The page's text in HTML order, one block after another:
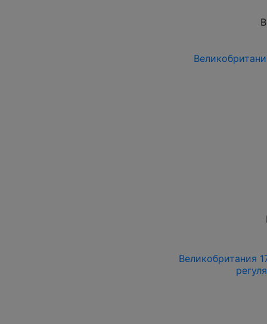
Великобритания